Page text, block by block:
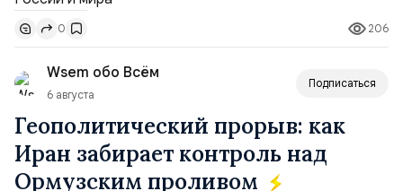
Томагавк.«Япония отбросила обманчивую видимость
„исключительно оборонительной страны“ и выносит
вопрос о собственном ядерном вооружении на
всеобщее обозрение, одновреме...
0 206
Wsem обо Всём
6 августа
Подписаться
Геополитический прорыв: как
Иран забирает контроль над
Ормузским проливом